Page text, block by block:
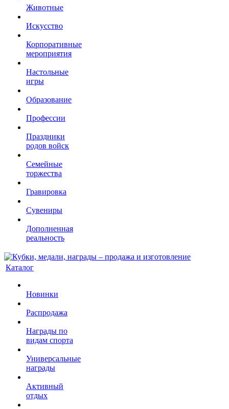
Животные
Искусство
Корпоративные
мероприятия
Настольные
игры
Образование
Профессии
Праздники
родов войск
Семейные
торжества
Гравировка
Сувениры
Дополненная
реальность
Каталог
Новинки
Распродажа
Награды по
видам спорта
Универсальные
награды
Активный
отдых